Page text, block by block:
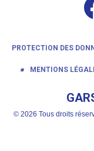
PROTECTION DES
MENTIONS
© 2026 Tous droits